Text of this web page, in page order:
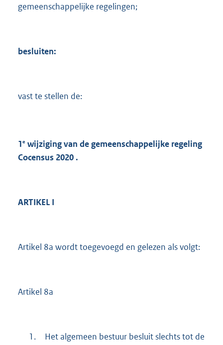
gemeenschappelijke regelingen;
besluiten:
vast te stellen de:
1e wijziging van de gemeenschappelijke regeling
Cocensus 2020.
ARTIKEL I
Artikel 8a wordt toegevoegd en gelezen als volgt:
Artikel 8a
1.
Het algemeen bestuur besluit slechts tot de